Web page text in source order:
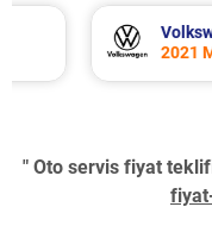
Volkswagen
2021 Model
" Oto servis fiyat